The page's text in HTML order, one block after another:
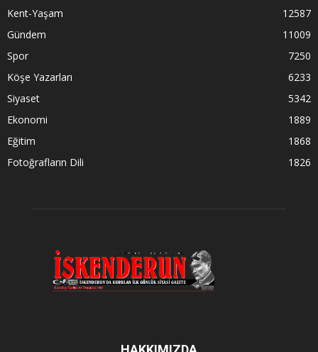
Kent-Yaşam
12587
Gündem
11009
Spor
7250
Köşe Yazarları
6233
Siyaset
5342
Ekonomi
1889
Eğitim
1868
Fotoğrafların Dili
1826